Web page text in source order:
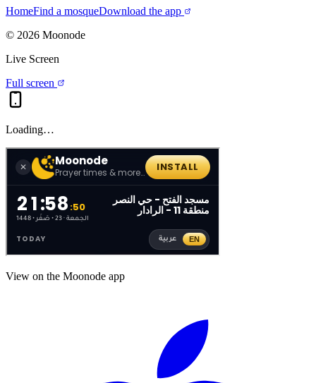
HomeFind a mosqueDownload the app
© 2026 Moonode
Live Screen
Full screen
Loading…
View on the Moonode app